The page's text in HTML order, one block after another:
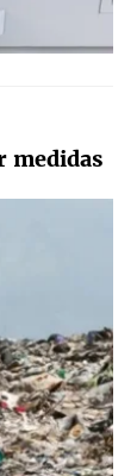
medidas